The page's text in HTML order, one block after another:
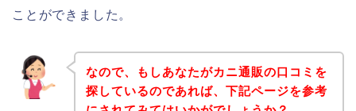
ことができました。
なので、もしあなたがカニ通販の口コミを
探しているのであれば、下記ページを参考